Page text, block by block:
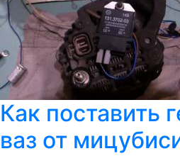
Как поставить
ваз от